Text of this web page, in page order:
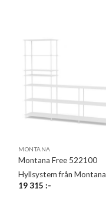
MONTANA
Montana Free 522100
Hyllsystem från Montana
19 315:-